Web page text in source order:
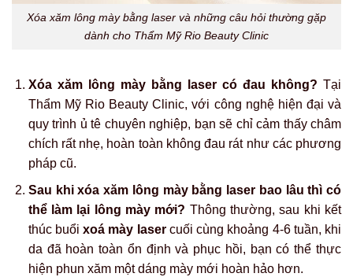
Xóa xăm lông mày bằng laser và những câu hỏi thường gặp
dành cho Thẩm Mỹ Rio Beauty Clinic
Xóa xăm lông mày bằng laser có đau không? Tại
Thẩm Mỹ Rio Beauty Clinic, với công nghệ hiện đại và
quy trình ủ tê chuyên nghiệp, bạn sẽ chỉ cảm thấy châm
chích rất nhẹ, hoàn toàn không đau rát như các phương
pháp cũ.
Sau khi xóa xăm lông mày bằng laser bao lâu thì có
thể làm lại lông mày mới? Thông thường, sau khi kết
thúc buổixoá mày lasercuối cùng khoảng 4-6 tuần, khi
da đã hoàn toàn ổn định và phục hồi, bạn có thể thực
hiện phun xăm một dáng mày mới hoàn hảo hơn.